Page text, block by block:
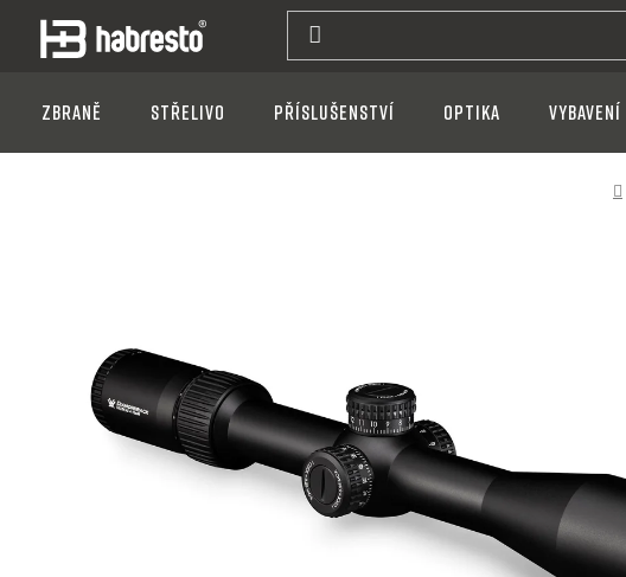
obsah
Zbraně Střelivo Příslušenství Optika VYBAVENÍ